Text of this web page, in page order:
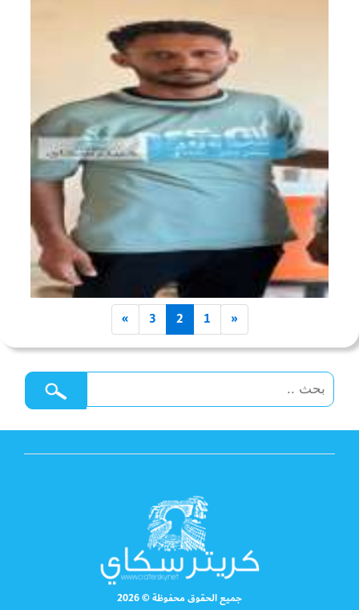
«
1
2
3
»
جميع الحقوق محفوظة © 2026